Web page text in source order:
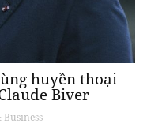
huyền thoại
Biver
Business